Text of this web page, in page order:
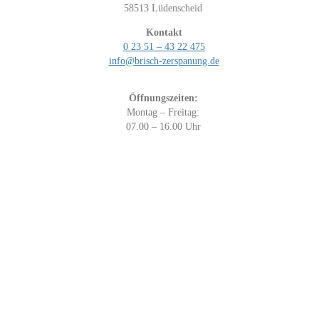
58513 Lüdenscheid
Kontakt
0 23 51 – 43 22 475
info@brisch-zerspanung.de
Öffnungszeiten:
Montag – Freitag:
07.00 – 16.00 Uhr